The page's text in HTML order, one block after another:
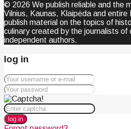
© 2026 We publish reliable and the
Vilnius, Kaunas, Klaipėda and entire
publish material on the topics of
culinary created by the journalists of
independent authors.
log in
log in